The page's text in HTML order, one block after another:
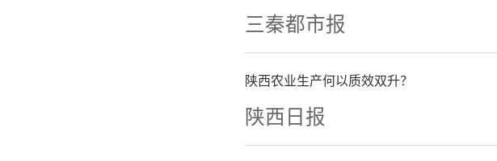
三秦都市报
陕西农业生产何以质效双升？
陕西日报